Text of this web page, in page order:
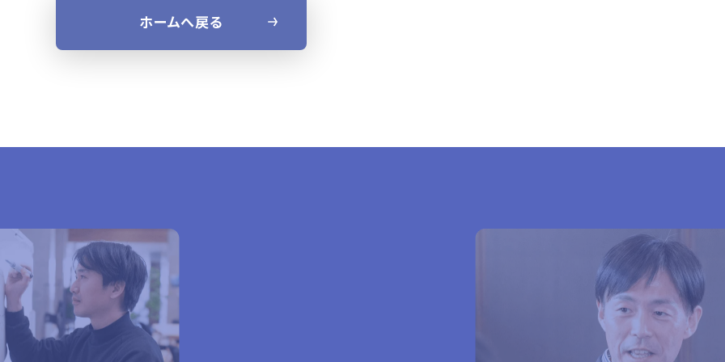
ホームへ戻る